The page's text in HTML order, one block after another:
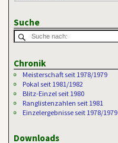
Suche
Chronik
Meisterschaft seit 1978/1979
Pokal seit 1981/1982
Blitz-Einzel seit 1980
Ranglistenzahlen seit 1981
Einzelergebnisse seit 1978/1979
Downloads